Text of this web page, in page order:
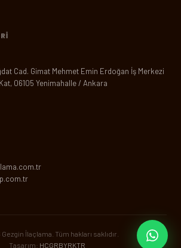
Cad. Gimat Mehmet Emin Erdoğan İş Merkezi
06105 Yenimahalle / Ankara
İlaçlama. Tüm hakları saklıdır.
Tasarım: HCGRBYRKTR